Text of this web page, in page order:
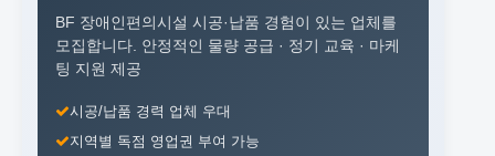
BF 장애인편의시설 시공·납품 경험이 있는 업체를
모집합니다. 안정적인 물량 공급 · 정기 교육 · 마케
팅 지원 제공
시공/납품 경력 업체 우대
지역별 독점 영업권 부여 가능